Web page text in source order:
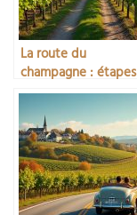
La route du
champagne : étapes
incontournables